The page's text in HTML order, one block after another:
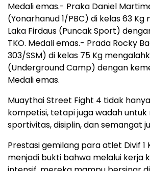
Medali emas.- Praka Daniel
(Yonarhanud 1/PBC) di kelas 63
Laka Firdaus (Puncak Sport)
TKO. Medali emas.- Prada Rocky
303/SSM) di kelas 75 Kg
(Underground Camp) dengan
Medali emas.
Muaythai Street Fight 4 tidak
kompetisi, tetapi juga wadah
sportivitas, disiplin, dan semangat
Prestasi gemilang para atlet Divif 1
menjadi bukti bahwa melalui kerja